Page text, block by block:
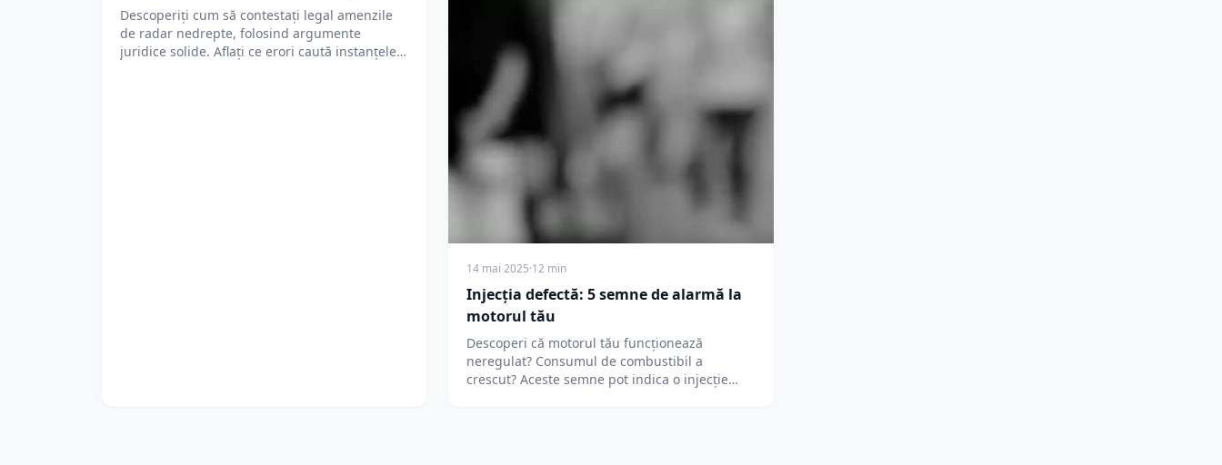
Descoperiți cum să contestați legal amenzile
de radar nedrepte, folosind argumente
juridice solide. Aflați ce erori caută instanțele
14 mai 2025·12 min
Injecția defectă: 5 semne de alarmă la
motorul tău
Descoperi că motorul tău funcționează
neregulat? Consumul de combustibil a
crescut? Aceste semne pot indica o injecție